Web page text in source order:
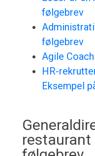
følgebrev
følgebrev
Agile
HR-
Eksempel
restaurant